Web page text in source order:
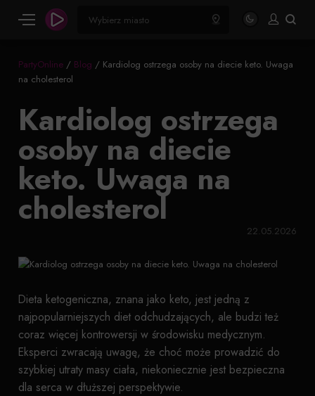
PartyOnline / Blog / Kardiolog ostrzega osoby na diecie keto. Uwaga
na cholesterol
Kardiolog ostrzega
osoby na diecie
keto. Uwaga na
cholesterol
22.05.2026
Dieta ketogeniczna, znana jako keto, jest jedną z
najpopularniejszych diet odchudzających, ale budzi też
coraz więcej kontrowersji w środowisku medycznym.
Eksperci zwracają uwagę, że choć może prowadzić do
szybkiej utraty masy ciała, niekoniecznie jest bezpieczna
dla serca w dłuższej perspektywie.